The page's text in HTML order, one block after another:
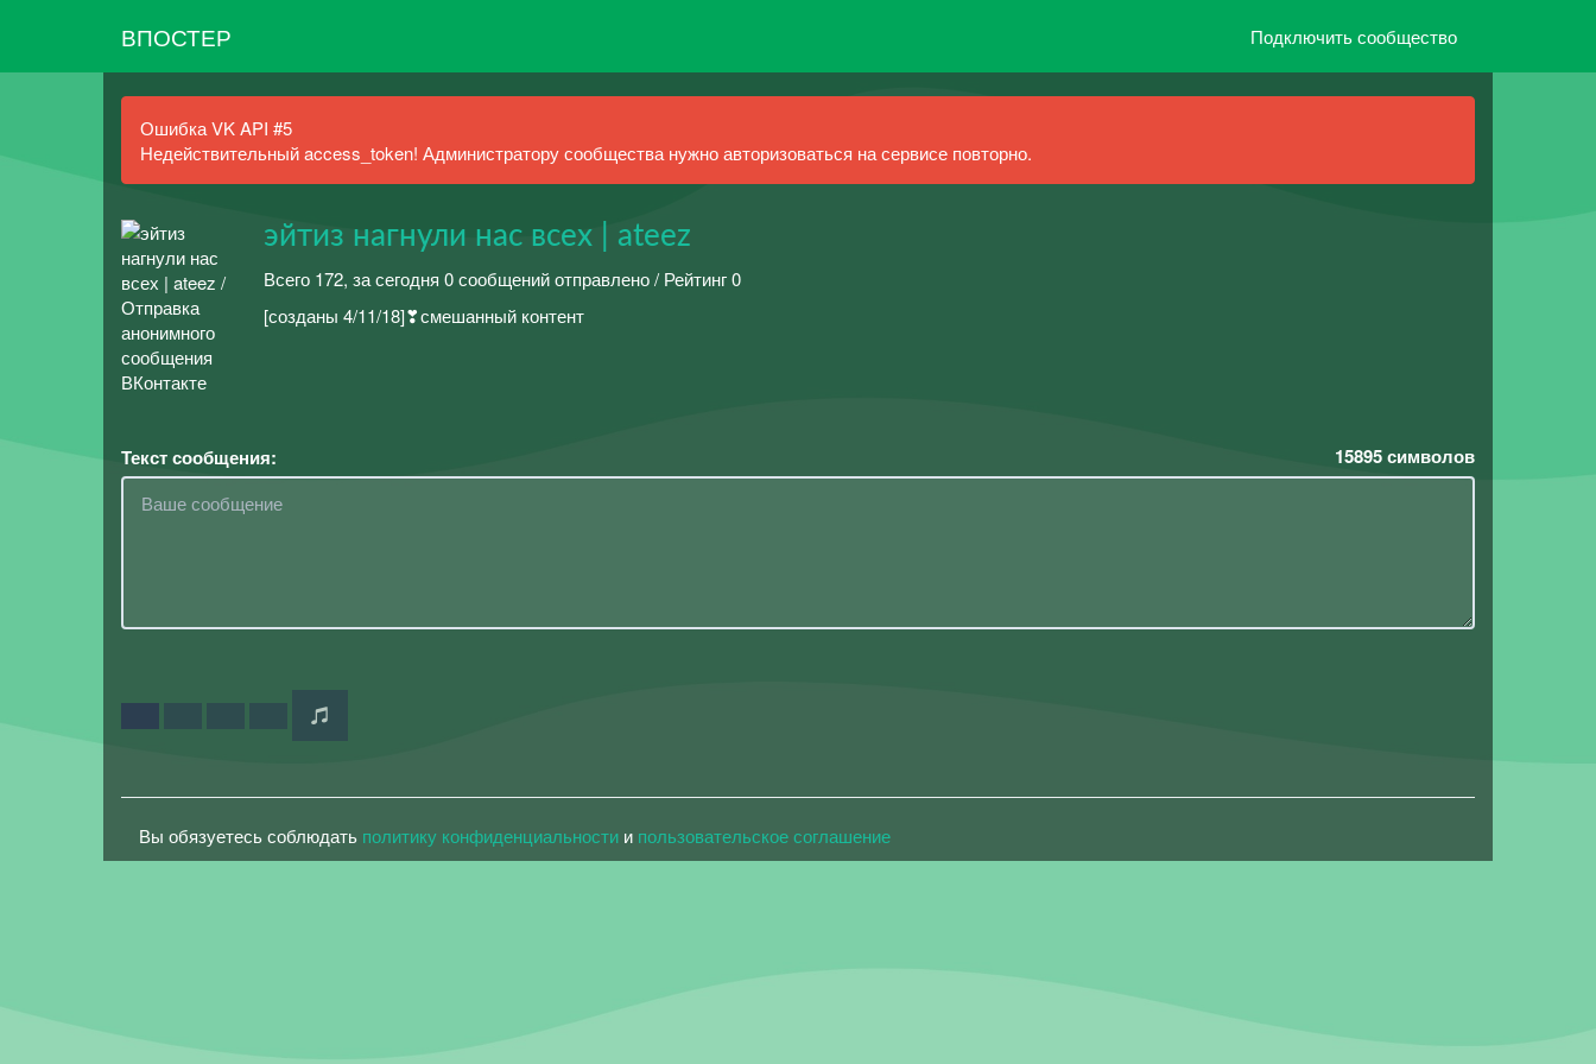
ВПОСТЕР Подключить сообщество
Ошибка VK API #5
Недействительный access_token! Администратору сообщества нужно авторизоваться на сервисе повторно.
эйтиз нагнули нас всех | ateez
Всего 172, за сегодня 0 сообщений отправлено / Рейтинг 0
[созданы 4/11/18]❣смешанный контент
Текст сообщения: 15895символов
Вы обязуетесь соблюдать политику конфиденциальности и пользовательское соглашение